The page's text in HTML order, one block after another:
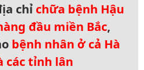
chỉ chữa bệnh Hậu
đầu miền Bắc,
bệnh nhân ở cả Hà
các tỉnh lân